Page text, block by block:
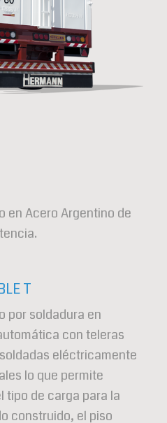
en Acero Argentino de
T
por soldadura en
con teleras
eléctricamente
lo que permite
tipo de carga para la
construido, el piso